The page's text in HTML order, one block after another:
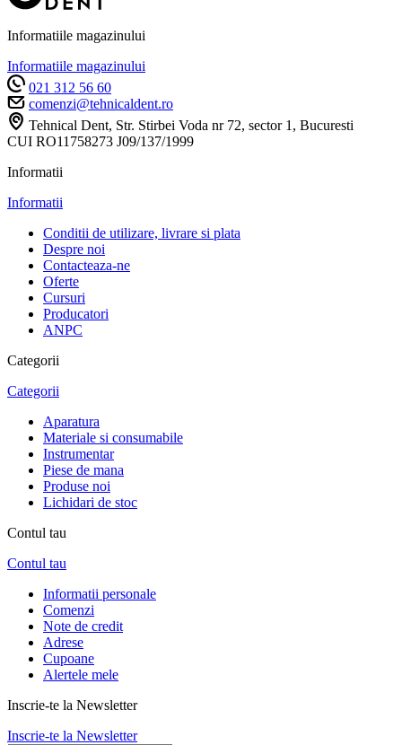
Informatiile magazinului
Informatiile magazinului
021 312 56 60
comenzi@tehnicaldent.ro
Tehnical Dent, Str. Stirbei Voda nr 72, sector 1, Bucuresti
CUI RO11758273 J09/137/1999
Informatii
Informatii
Conditii de utilizare, livrare si plata
Despre noi
Contacteaza-ne
Oferte
Cursuri
Producatori
ANPC
Categorii
Categorii
Aparatura
Materiale si consumabile
Instrumentar
Piese de mana
Produse noi
Lichidari de stoc
Contul tau
Contul tau
Informatii personale
Comenzi
Note de credit
Adrese
Cupoane
Alertele mele
Inscrie-te la Newsletter
Inscrie-te la Newsletter